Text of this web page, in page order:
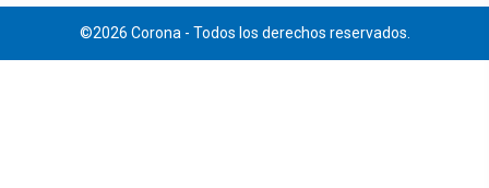
©2026 Corona - Todos los derechos reservados.